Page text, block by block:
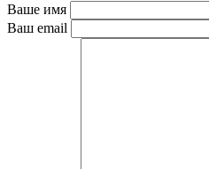
Ваше имя
Ваш email